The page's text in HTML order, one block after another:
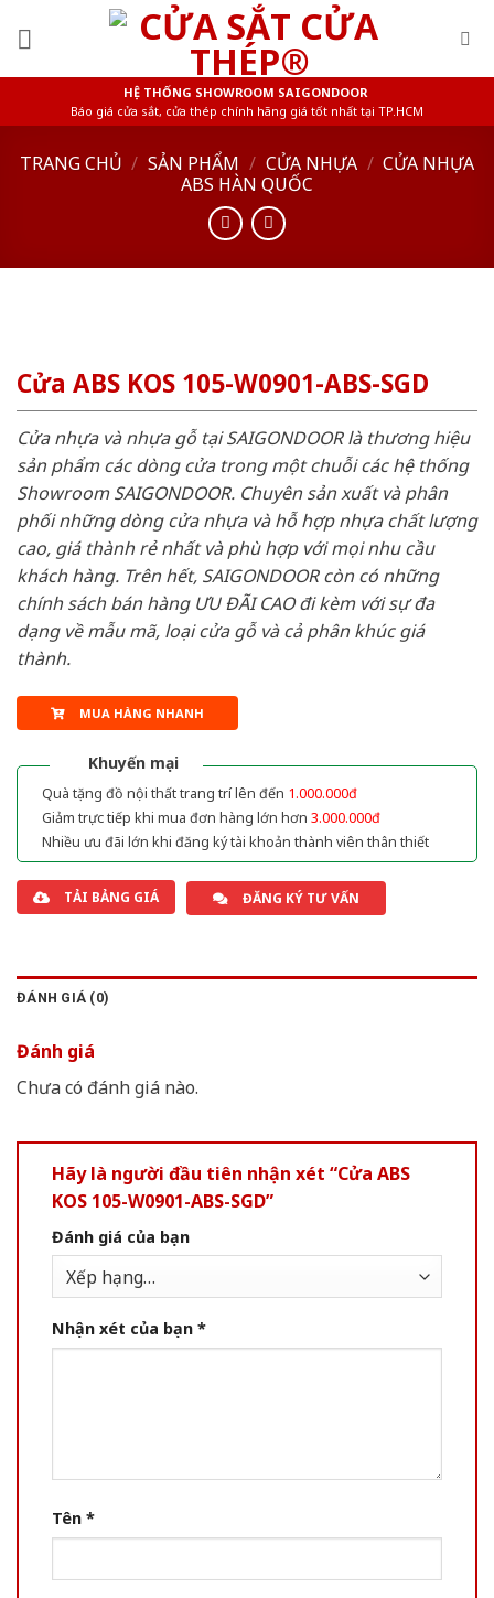
HỆ THỐNG SHOWROOM SAIGONDOOR
Báo giá cửa sắt, cửa thép chính hãng giá tốt nhất tại TP.HCM
TRANG CHỦ / SẢN PHẨM / CỬA NHỰA / CỬA NHỰA
ABS HÀN QUỐC
Cửa ABS KOS 105-W0901-ABS-SGD
Cửa nhựa và nhựa gỗ tại SAIGONDOOR là thương hiệu
sản phẩm các dòng cửa trong một chuỗi các hệ thống
Showroom SAIGONDOOR. Chuyên sản xuất và phân
phối những dòng cửa nhựa và hỗ hợp nhựa chất lượng
cao, giá thành rẻ nhất và phù hợp với mọi nhu cầu
khách hàng. Trên hết, SAIGONDOOR còn có những
chính sách bán hàng ƯU ĐÃI CAO đi kèm với sự đa
dạng về mẫu mã, loại cửa gỗ và cả phân khúc giá
thành.
MUA HÀNG NHANH
Khuyến mại
Quà tặng đồ nội thất trang trí lên đến 1.000.000đ
Giảm trực tiếp khi mua đơn hàng lớn hơn 3.000.000đ
Nhiều ưu đãi lớn khi đăng ký tài khoản thành viên thân thiết
TẢI BẢNG GIÁ ĐĂNG KÝ TƯ VẤN
ĐÁNH GIÁ (0)
Đánh giá
Chưa có đánh giá nào.
Hãy là người đầu tiên nhận xét “Cửa ABS
KOS 105-W0901-ABS-SGD”
Đánh giá của bạn
Nhận xét của bạn *
Tên *